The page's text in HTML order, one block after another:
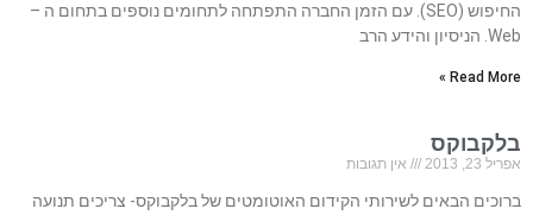
החיפוש (SEO). עם הזמן החברה התפתחה לתחומים נוספים בתחום ה –
Web. הניסיון והידע הרב
Read More »
בלקבוקס
אפריל 23, 2013 אין תגובות
ברוכים הבאים לשירותי הקידום האוטומטים של בלקבוקס- צריכים תנועה